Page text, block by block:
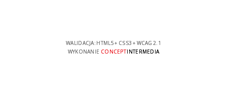
WALIDACJA: HTML5+ CSS3 + WCAG 2.1
WYKONANIE CONCEPTINTERMEDIA